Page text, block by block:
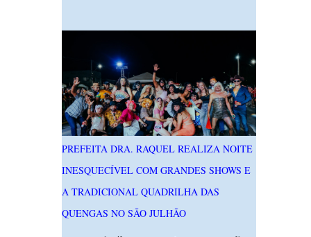
embriagado após um acidente que deixou
uma criança de 11 anos gravemente ferida
na manhã deste sábado (1º), na RN-118,
entre Macau e Pendências. Segundo a Polícia
Militar, dois carros que seguiam em sentidos
opostos bateram de frente. Um dos
condutores apresentava sinais de
embriaguez, foi levado ao Hospital Regional
Tarcísio Maia, em Mossoró, e autuado em
flagrante. O exame pericial para confirmar a
presença de álcool no organismo está em
PREFEITA DRA. RAQUEL REALIZA NOITE
INESQUECÍVEL COM GRANDES SHOWS E
A TRADICIONAL QUADRILHA DAS
QUENGAS NO SÃO JULHÃO